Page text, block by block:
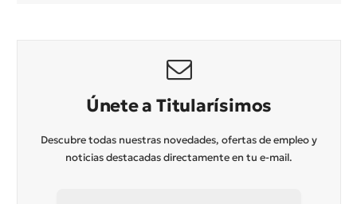
Únete a Titularísimos
Descubre todas nuestras novedades, ofertas de empleo y
noticias destacadas directamente en tu e-mail.